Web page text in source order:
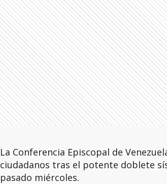
La Conferencia Episcopal de
ciudadanos tras el potente doblete
pasado miércoles.